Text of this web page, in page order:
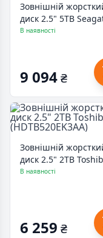
Зовнішній
диск 2.5" 5TB
(STJL5000400)
В наявності
9 094₴
Зовнішній
диск 2.5" 2TB
(HDTB520EK3AA)
В наявності
6 259 ₴